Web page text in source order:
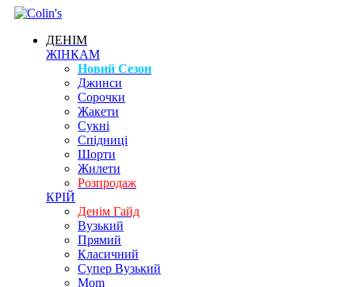
ДЕНІМ
ЖІНКАМ
Новий Сезон
Джинси
Сорочки
Жакети
Сукні
Спідниці
Шорти
Жилети
Розпродаж
КРІЙ
Денім Гайд
Вузький
Прямий
Класичний
Супер Вузький
Mom